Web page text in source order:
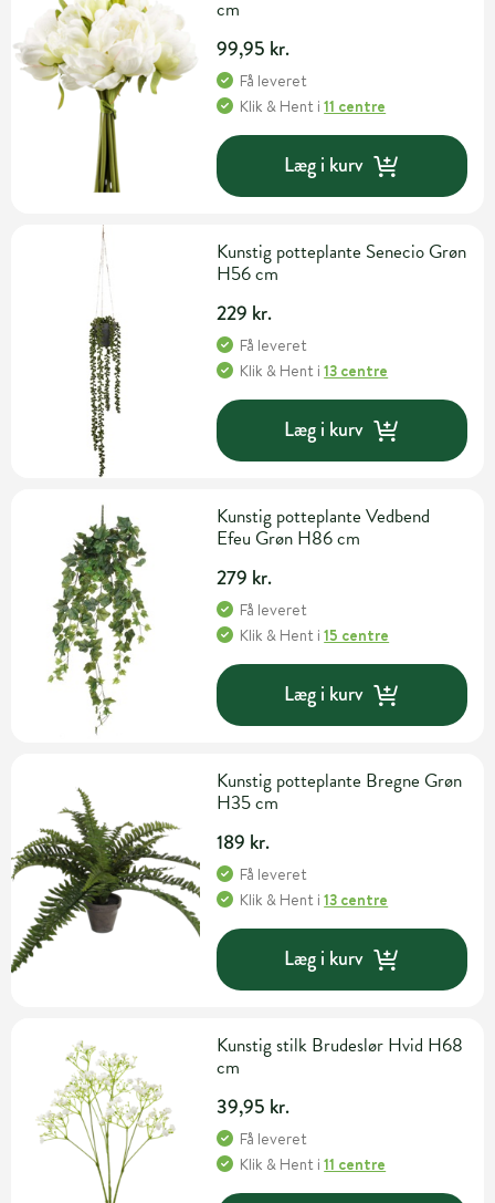
cm
99,95 kr.
Få leveret
Klik & Hent i11 centre
Læg i kurv
Kunstig potteplante Senecio Grøn
H56 cm
229 kr.
Få leveret
Klik & Hent i13 centre
Læg i kurv
Kunstig potteplante Vedbend
Efeu Grøn H86 cm
279 kr.
Få leveret
Klik & Hent i15 centre
Læg i kurv
Kunstig potteplante Bregne Grøn
H35 cm
189 kr.
Få leveret
Klik & Hent i13 centre
Læg i kurv
Kunstig stilk Brudeslør Hvid H68
cm
39,95 kr.
Få leveret
Klik & Hent i11 centre